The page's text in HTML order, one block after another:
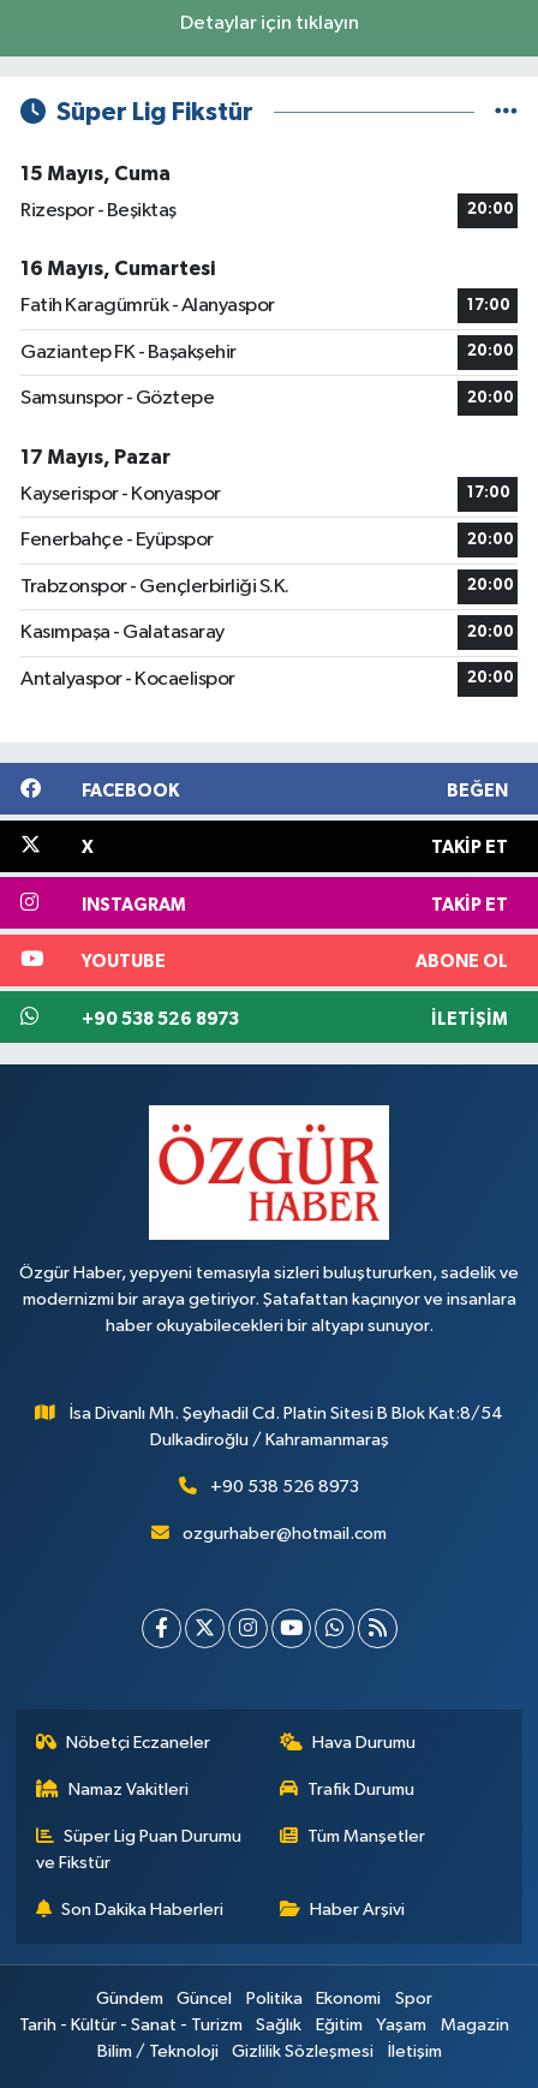
Detaylar için tıklayın
Süper Lig Fikstür
15 Mayıs, Cuma
Rizespor - Beşiktaş
20:00
16 Mayıs, Cumartesi
Fatih Karagümrük - Alanyaspor
17:00
Gaziantep FK - Başakşehir 20:00
Samsunspor - Göztepe 20:00
17 Mayıs, Pazar
Kayserispor - Konyaspor
17:00
Fenerbahçe - Eyüpspor 20:00
Trabzonspor - Gençlerbirliği S.K. 20:00
Kasımpaşa - Galatasaray 20:00
Antalyaspor - Kocaelispor 20:00
FACEBOOK BEĞEN
X TAKIP ET
INSTAGRAM TAKIP ET
YOUTUBE ABONE OL
+90 538 526 8973 İLETIŞIM
Özgür Haber, yepyeni temasıyla sizleri buluştururken, sadelik ve
modernizmi bir araya getiriyor. Şatafattan kaçınıyor ve insanlara
haber okuyabilecekleri bir altyapı sunuyor.
İsa Divanlı Mh. Şeyhadil Cd. Platin Sitesi B Blok Kat:8/54
Dulkadiroğlu / Kahramanmaraş
+90 538 526 8973
ozgurhaber@hotmail.com
Nöbetçi Eczaneler Hava Durumu
Namaz Vakitleri Trafik Durumu
Süper Lig Puan Durumu
ve Fikstür
Tüm Manşetler
Son Dakika Haberleri Haber Arşivi
Gündem Güncel Politika Ekonomi
Spor
Tarih - Kültür - Sanat - Turizm
Sağlık Eğitim Yaşam
Magazin
Bilim / Teknoloji
Gizlilik Sözleşmesi İletişim